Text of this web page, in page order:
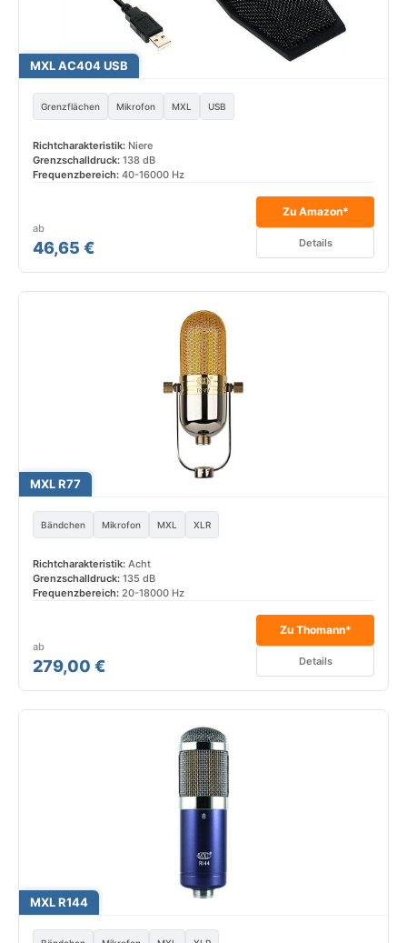
MXL AC404 USB
Grenzflächen Mikrofon MXL USB
Richtcharakteristik: Niere
Grenzschalldruck: 138 dB
Frequenzbereich: 40-16000 Hz
ab
46,65 €
Zu Amazon*
Details
MXL R77
Bändchen Mikrofon MXL XLR
Richtcharakteristik: Acht
Grenzschalldruck: 135 dB
Frequenzbereich: 20-18000 Hz
ab
279,00 €
Zu Thomann*
Details
MXL R144